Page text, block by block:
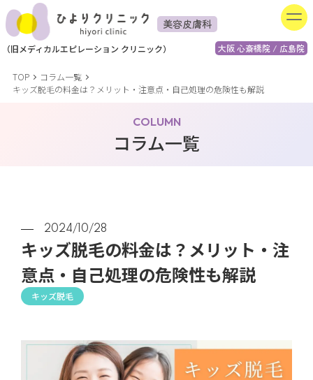
美容皮膚科
大阪 心斎橋院 / 広島院
（旧メディカルエピレーション クリニック）
TOP
コラム一覧
キッズ脱毛の料金は？メリット・注意点・自己処理の危険性も解説
COLUMN
コラム一覧
2024/10/28
キッズ脱毛の料金は？メリット・注
意点・自己処理の危険性も解説
キッズ脱毛